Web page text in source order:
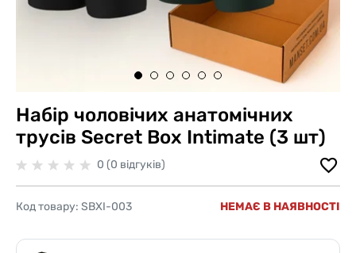
Набір чоловічих анатомічних
трусів Secret Box Intimate (3 шт)
0 (0 відгуків)
Код товару: SBXI-003 НЕМАЄ В НАЯВНОСТІ